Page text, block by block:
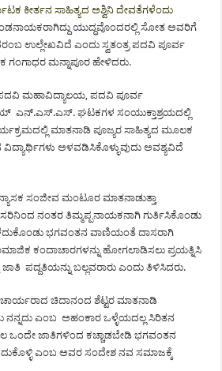
ಕೀರ್ತನ ಸಾಹಿತ್ಯದ ಅಶ್ವಿನಿ ದೇವತೆಗಳೆಂದು
ಯುದ್ಧವೊಂದರಲ್ಲಿ ಸೋತ ಅವರಿಗೆ
ಉಲ್ಲೇಖವಿದೆ ಎಂದು ಸ್ವತಂತ್ರ ಪದವಿ ಪೂರ್ವ
ಮನ್ನಾಪೂರ ಹೇಳಿದರು.
ಮಹಾವಿದ್ಯಾಲಯ, ಪದವಿ ಪೂರ್ವ
ಘಟಕಗಳ ಸಂಯುಕ್ತಾಶ್ರಯದಲ್ಲಿ
ಮಾತನಾಡಿ ಪೂಜ್ಯರ ಸಾಹಿತ್ಯದ ಮೂಲಕ
ಅಳವಡಿಸಿಕೊಳ್ಳುವುದು ಅವಶ್ಯವಿದೆ
ಸಂಜೀವ ಮಂಟೂರ ಮಾತನಾಡುತ್ತಾ
ನಂತರ ತಿಮ್ಮಪ್ಪನಾಯಕನಾಗಿ ಗುರ್ತಿಸಿಕೊಂಡು
ಭಗವಂತನ ವಾಣಿಯಂತೆ ದಾಸರಾಗಿ
ಕಂದಾಚಾರಗಳನ್ನು ಹೋಗಲಾಡಿಸಲು ಪ್ರಯತ್ನಿಸಿ
ಪದ್ದತಿಯನ್ನು ಬಲ್ಲವರಾರು ಎಂದು ತಿಳಿಸಿದರು.
ಚಿದಾನಂದ ಶೆಟ್ಟರ ಮಾತನಾಡಿ
ನನ್ನದು ಎಂಬ ಅಹಂಕಾರ ಒಳ್ಳೆಯದಲ್ಲ ಸಿರಿತನ
ಒಂದೇ ಜಾತಿಗಳಿಂದ ಕಚ್ಚಾಡಬೇಡಿ ಭಗವಂತನ
ಎಂಬ ಅವರ ಸಂದೇಶ ನವ ಸಮಾಜಕ್ಕೆ